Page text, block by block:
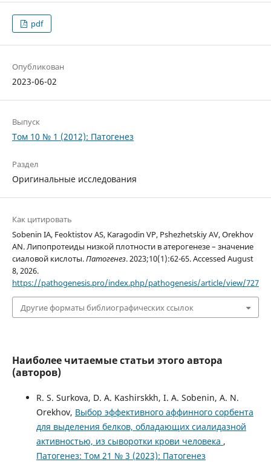
pdf
Опубликован
2023-06-02
Выпуск
Том 10 № 1 (2012): Патогенез
Раздел
Оригинальные исследования
Как цитировать
Sobenin IA, Feoktistov AS, Karagodin VP, Pshezhetskiy AV, Orekhov
AN. Липопротеиды низкой плотности в атерогенезе – значение
сиаловой кислоты.Патогенез. 2023;10(1):62-65. Accessed August
8, 2026.
https://pathogenesis.pro/index.php/pathogenesis/article/view/727
Другие форматы библиографических ссылок
Наиболее читаемые статьи этого автора
(авторов)
R. S. Surkova, D. A. Kashirskkh, I. A. Sobenin, A. N.
Orekhov, Выбор эффективного аффинного сорбента
для выделения белков, обладающих сиалидазной
активностью, из сыворотки крови человека ,
Патогенез: Том 21 № 3 (2023): Патогенез